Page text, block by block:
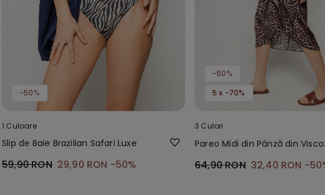
-50%
1 Culoare
Slip de Baie Brazilian Safari Luxe
59,90 RON 29,90 RON -50%
-50%
5 x -70%
3 Culori
Pareo Midi din Pânză din
64,90 RON 32,40 RON -